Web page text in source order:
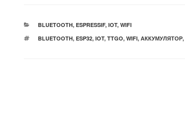
РУБРИКИ
BLUETOOTH, ESPRESSIF, IOT, WIFI
МЕТКИ
BLUETOOTH, ESP32, IOT, TTGO, WIFI, АККУМУЛЯТОР,